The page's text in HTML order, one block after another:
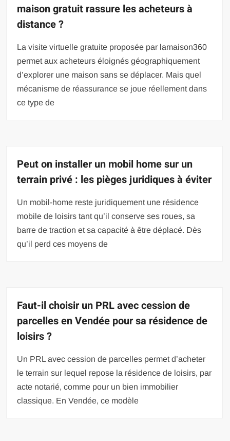
maison gratuit rassure les acheteurs à
distance ?
La visite virtuelle gratuite proposée par lamaison360
permet aux acheteurs éloignés géographiquement
d’explorer une maison sans se déplacer. Mais quel
mécanisme de réassurance se joue réellement dans
ce type de
Peut on installer un mobil home sur un
terrain privé : les pièges juridiques à éviter
Un mobil-home reste juridiquement une résidence
mobile de loisirs tant qu’il conserve ses roues, sa
barre de traction et sa capacité à être déplacé. Dès
qu’il perd ces moyens de
Faut-il choisir un PRL avec cession de
parcelles en Vendée pour sa résidence de
loisirs ?
Un PRL avec cession de parcelles permet d’acheter
le terrain sur lequel repose la résidence de loisirs, par
acte notarié, comme pour un bien immobilier
classique. En Vendée, ce modèle